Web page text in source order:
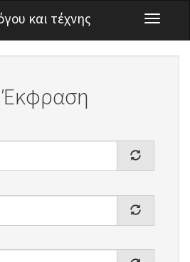
και τέχνης
Toggle